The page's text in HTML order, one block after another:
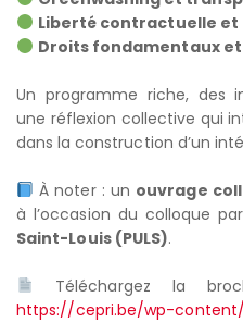
Liberté contractuelle
Droits fondamentaux
Un programme riche, des
une réflexion collective qui
dans la construction d’un
À noter : un ouvrage
à l’occasion du colloque
Saint-Louis (PULS).
Téléchargez la
https://cepri.be/wp-